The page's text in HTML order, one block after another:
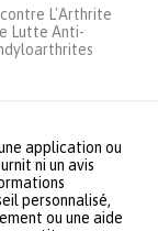
L'Arthrite
Lutte Anti-
application ou
ni un avis
personnalisé,
ou une aide